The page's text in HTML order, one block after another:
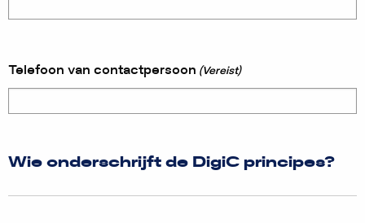
Telefoon van contactpersoon (Vereist)
Wie onderschrijft de DigiC principes?